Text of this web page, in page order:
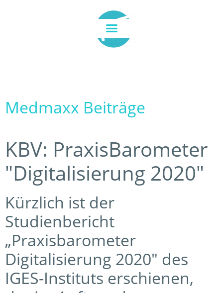
Medmaxx Beiträge
KBV: PraxisBarometer
"Digitalisierung 2020"
Kürzlich ist der
Studienbericht
„Praxisbarometer
Digitalisierung 2020" des
IGES-Instituts erschienen,